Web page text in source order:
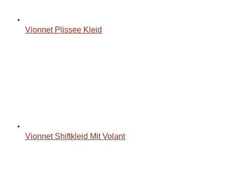
Vionnet Plissee Kleid
Vionnet Shiftkleid Mit Volant